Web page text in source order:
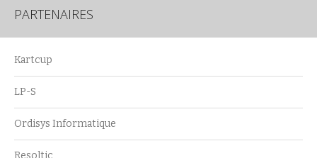
PARTENAIRES
Kartcup
LP-S
Ordisys Informatique
Resoltic